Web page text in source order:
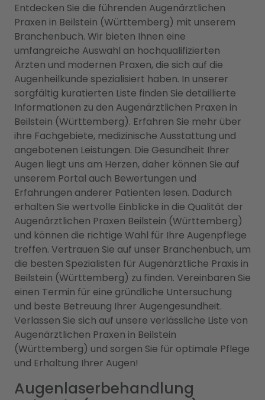
Entdecken Sie die führenden Augenärztlichen
Praxen in Beilstein (Württemberg) mit unserem
Branchenbuch. Wir bieten Ihnen eine
umfangreiche Auswahl an hochqualifizierten
Ärzten und modernen Praxen, die sich auf die
Augenheilkunde spezialisiert haben. In unserer
sorgfältig kuratierten Liste finden Sie detaillierte
Informationen zu den Augenärztlichen Praxen in
Beilstein (Württemberg). Erfahren Sie mehr über
ihre Fachgebiete, medizinische Ausstattung und
angebotenen Leistungen. Die Gesundheit Ihrer
Augen liegt uns am Herzen, daher können Sie auf
unserem Portal auch Bewertungen und
Erfahrungen anderer Patienten lesen. Dadurch
erhalten Sie wertvolle Einblicke in die Qualität der
Augenärztlichen Praxen Beilstein (Württemberg)
und können die richtige Wahl für Ihre Augenpflege
treffen. Vertrauen Sie auf unser Branchenbuch, um
die besten Spezialisten für Augenärztliche Praxis in
Beilstein (Württemberg) zu finden. Vereinbaren Sie
einen Termin für eine gründliche Untersuchung
und beste Betreuung Ihrer Augengesundheit.
Verlassen Sie sich auf unsere verlässliche Liste von
Augenärztlichen Praxen in Beilstein
(Württemberg) und sorgen Sie für optimale Pflege
und Erhaltung Ihrer Augen!
Augenlaserbehandlung